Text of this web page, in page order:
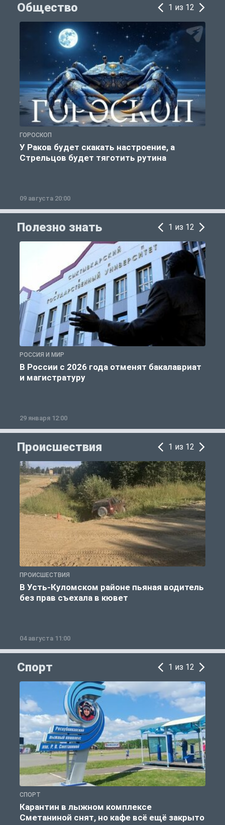
Общество 1 из 12
ГОРОСКОП
У Раков будет скакать настроение, а
Стрельцов будет тяготить рутина
09 августа 20:00
Полезно знать 1 из 12
РОССИЯ И МИР
В России с 2026 года отменят бакалавриат
и магистратуру
29 января 12:00
Происшествия 1 из 12
ПРОИСШЕСТВИЯ
В Усть-Куломском районе пьяная водитель
без прав съехала в кювет
04 августа 11:00
Спорт 1 из 12
СПОРТ
Карантин в лыжном комплексе
Сметаниной снят, но кафе всё ещё закрыто